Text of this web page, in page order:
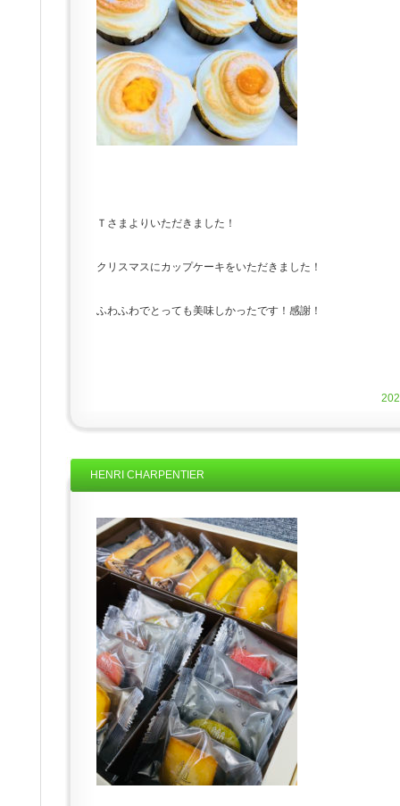
Ｔさまよりいただきました！
クリスマスにカップケーキをいただきました！
ふわふわでとっても美味しかったです！感謝！
HENRI CHARPENTIER